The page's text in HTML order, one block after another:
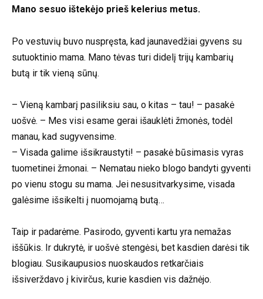
Mano sesuo ištekėjo prieš kelerius metus.
Po vestuvių buvo nuspręsta, kad jaunavedžiai gyvens su
sutuoktinio mama. Mano tėvas turi didelį trijų kambarių
butą ir tik vieną sūnų.
– Vieną kambarį pasiliksiu sau, o kitas – tau! – pasakė
uošvė. – Mes visi esame gerai išauklėti žmonės, todėl
manau, kad sugyvensime.
– Visada galime išsikraustyti! – pasakė būsimasis vyras
tuometinei žmonai. – Nematau nieko blogo bandyti gyventi
po vienu stogu su mama. Jei nesusitvarkysime, visada
galėsime išsikelti į nuomojamą butą…
Taip ir padarėme. Pasirodo, gyventi kartu yra nemažas
iššūkis. Ir dukrytė, ir uošvė stengėsi, bet kasdien darėsi tik
blogiau. Susikaupusios nuoskaudos retkarčiais
išsiverždavo į kivirčus, kurie kasdien vis dažnėjo.